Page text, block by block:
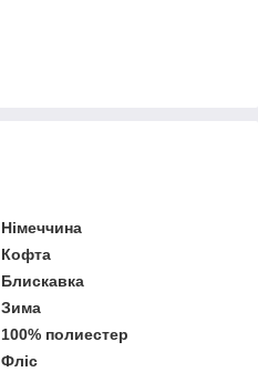
Німеччина
Кофта
Блискавка
Зима
100% полиестер
Фліс